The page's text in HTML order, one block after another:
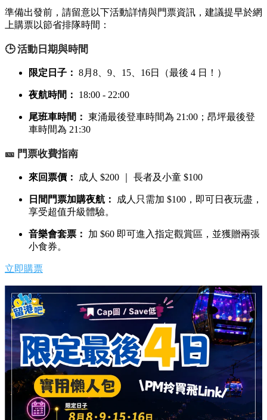
準備出發前，請留意以下活動詳情與門票資訊，建議提早於網
上購票以節省排隊時間：
🕒 活動日期與時間
限定日子： 8月8、9、15、16日（最後 4 日！）
夜航時間： 18:00 - 22:00
尾班車時間： 東涌最後登車時間為 21:00；昂坪最後登
車時間為 21:30
🎫 門票收費指南
來回票價： 成人 $200 ｜ 長者及小童 $100
日間門票加購夜航：
成人只需加 $100，即可日夜玩盡，
享受超值升級體驗。
音樂會套票：
加 $60 即可進入指定觀賞區，並獲贈兩張
小食券。
立即購票